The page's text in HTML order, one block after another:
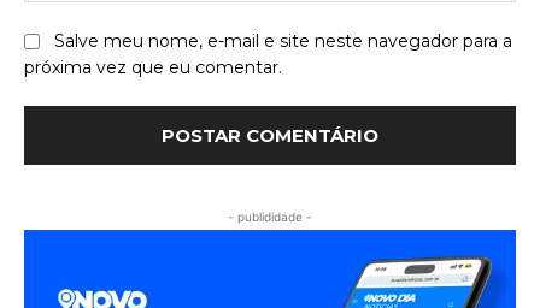
Salve meu nome, e-mail e site neste navegador para a
próxima vez que eu comentar.
- publididade -